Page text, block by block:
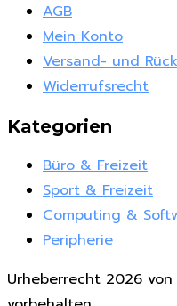
AGB
Mein Konto
Versand- und
Widerrufsrecht
Kategorien
Büro & Freizeit
Sport & Freizeit
Computing &
Peripherie
Urheberrecht 2026